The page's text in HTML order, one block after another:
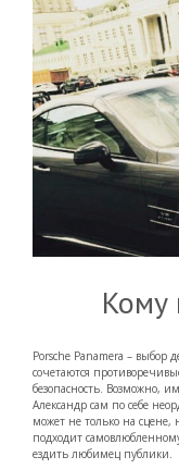
Кому
Porsche Panamera – выбор
сочетаются
безопасность. Возможно,
Александр сам по себе
может не только на
подходит
ездить любимец публики.